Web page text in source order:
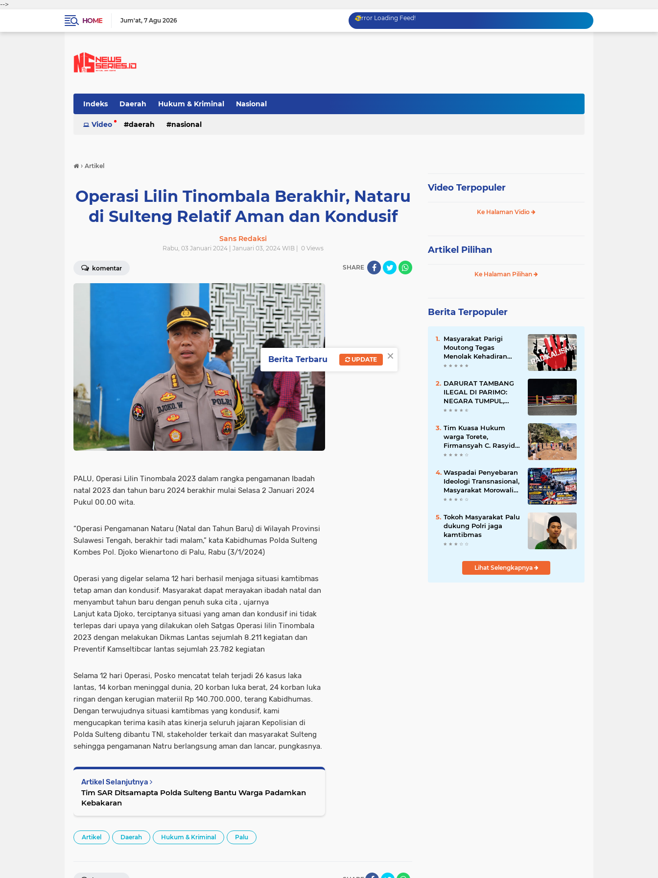
-->
HOME
Jum'at 7 Agu 2026 Error Loading Feed!
Indeks Daerah Hukum & Kriminal Nasional
Video daerah nasional
› Artikel
Operasi Lilin Tinombala Berakhir, Nataru
di Sulteng Relatif Aman dan Kondusif
Sans Redaksi
Rabu, 03 Januari 2024 | Januari 03, 2024 WIB | 0Views
komentar SHARE
PALU, Operasi Lilin Tinombala 2023 dalam rangka pengamanan Ibadah
natal 2023 dan tahun baru 2024 berakhir mulai Selasa 2 Januari 2024
Pukul 00.00 wita.
“Operasi Pengamanan Nataru (Natal dan Tahun Baru) di Wilayah Provinsi
Sulawesi Tengah, berakhir tadi malam,” kata Kabidhumas Polda Sulteng
Kombes Pol. Djoko Wienartono di Palu, Rabu (3/1/2024)
Operasi yang digelar selama 12 hari berhasil menjaga situasi kamtibmas
tetap aman dan kondusif. Masyarakat dapat merayakan ibadah natal dan
menyambut tahun baru dengan penuh suka cita , ujarnya
Lanjut kata Djoko, terciptanya situasi yang aman dan kondusif ini tidak
terlepas dari upaya yang dilakukan oleh Satgas Operasi lilin Tinombala
2023 dengan melakukan Dikmas Lantas sejumlah 8.211 kegiatan dan
Preventif Kamseltibcar lantas sejumlah 23.782 kegiatan
Selama 12 hari Operasi, Posko mencatat telah terjadi 26 kasus laka
lantas, 14 korban meninggal dunia, 20 korban luka berat, 24 korban luka
ringan dengan kerugian materiil Rp 140.700.000, terang Kabidhumas.
Dengan terwujudnya situasi kamtibmas yang kondusif, kami
mengucapkan terima kasih atas kinerja seluruh jajaran Kepolisian di
Polda Sulteng dibantu TNI, stakeholder terkait dan masyarakat Sulteng
sehingga pengamanan Natru berlangsung aman dan lancar, pungkasnya.
Artikel Selanjutnya
Tim SAR Ditsamapta Polda Sulteng Bantu Warga Padamkan
Kebakaran
Artikel Daerah Hukum & Kriminal Palu
Video Terpopuler
Ke Halaman Vidio
Artikel Pilihan
Ke Halaman Pilihan
Berita Terpopuler
Masyarakat Parigi
Moutong Tegas
Menolak Kehadiran
Ormas Radikal
DARURAT TAMBANG
ILEGAL DI PARIMO:
NEGARA TUMPUL,
MAFIA TAMBANG
Tim Kuasa Hukum
warga Torete,
Firmansyah C. Rasyid,
S.H., menyampaikan
atas kesalahpahaman
yang berkembang di
ruang publik
Waspadai Penyebaran
Ideologi Transnasional,
Masyarakat Morowali
Diajak Perkuat
Wawasan Kebangsaan
Tokoh Masyarakat Palu
dukung Polri jaga
kamtibmas
Lihat Selengkapnya
×
Berita Terbaru UPDATE